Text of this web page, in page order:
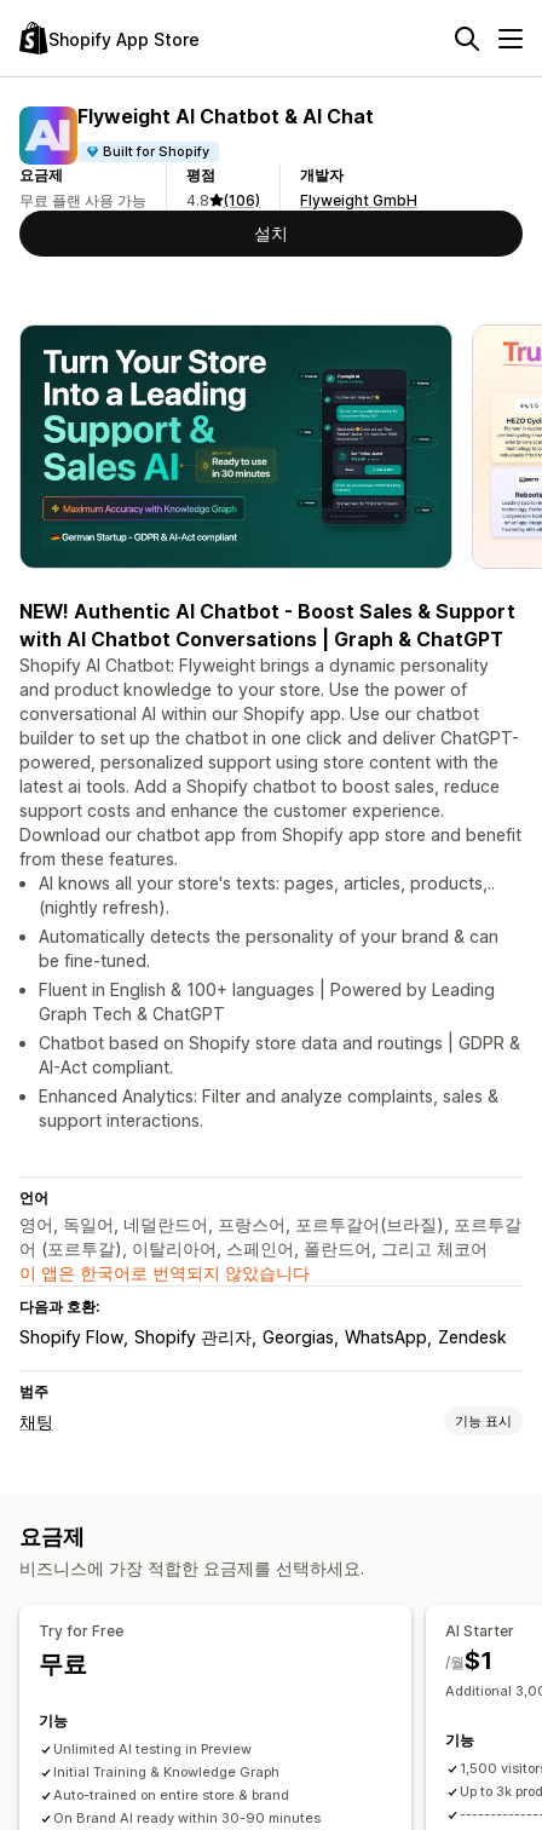
Shopify App Store
Flyweight AI Chatbot & AI Chat
Built for Shopify
요금제
무료 플랜 사용 가능
평점
4.8
(106)
개발자
Flyweight GmbH
설치
NEW! Authentic AI Chatbot - Boost Sales & Support
with AI Chatbot Conversations | Graph & ChatGPT
Shopify AI Chatbot: Flyweight brings a dynamic personality
and product knowledge to your store. Use the power of
conversational AI within our Shopify app. Use our chatbot
builder to set up the chatbot in one click and deliver ChatGPT-
powered, personalized support using store content with the
latest ai tools. Add a Shopify chatbot to boost sales, reduce
support costs and enhance the customer experience.
Download our chatbot app from Shopify app store and benefit
from these features.
AI knows all your store's texts: pages, articles, products,..
(nightly refresh).
Automatically detects the personality of your brand & can
be fine-tuned.
Fluent in English & 100+ languages | Powered by Leading
Graph Tech & ChatGPT
Chatbot based on Shopify store data and routings | GDPR &
AI-Act compliant.
Enhanced Analytics: Filter and analyze complaints, sales &
support interactions.
언어
영어, 독일어, 네덜란드어, 프랑스어, 포르투갈어(브라질), 포르투갈
어 (포르투갈), 이탈리아어, 스페인어, 폴란드어, 그리고 체코어
이 앱은 한국어로 번역되지 않았습니다
다음과 호환:
Shopify Flow Shopify 관리자 Georgias WhatsApp Zendesk
범주
채팅 기능 표시
자동 응답
맞춤 설정
색상 및 글꼴
요금제
비즈니스에 가장 적합한 요금제를 선택하세요.
Try for Free
무료
기능
Unlimited AI testing in Preview
Initial Training & Knowledge Graph
Auto-trained on entire store & brand
On Brand AI ready within 30-90 minutes
AI Starter
$1
/월
Additional
기능
1,500
Up to 3k